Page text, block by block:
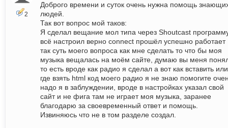
2
Доброго времени и суток очень нужна помощь
людей.
Так вот вопрос мой таков:
Я сделал вещание мол типа через Shoutcast
всё настроил верно connect прошёл успешно работает
так суть моего вопроса как мне сделать то что бы моя
музыка вещалась на моём сайте, думаю вы меня
то есть вроде как радио я сделал а вот как вставить или
где взять html код моего радио я не знаю помогите
надо я в заблуждении, вроде в настройках указал свой
сайт и не фига там не играет моя музыка, заранее
благодарю за своевременный ответ и помощь.
Извиняюсь что не в том разделе создал.